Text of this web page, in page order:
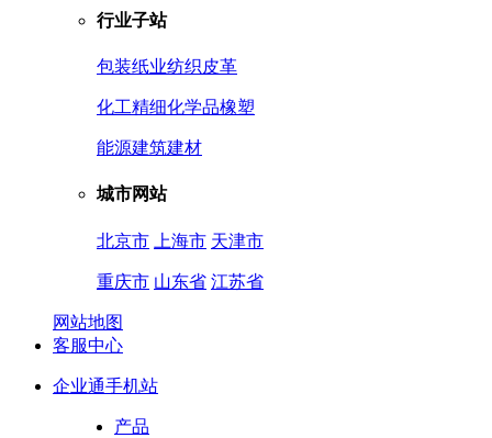
行业子站
包装纸业纺织皮革
化工精细化学品橡塑
能源建筑建材
城市网站
北京市 上海市 天津市
重庆市 山东省 江苏省
网站地图
客服中心
企业通手机站
产品